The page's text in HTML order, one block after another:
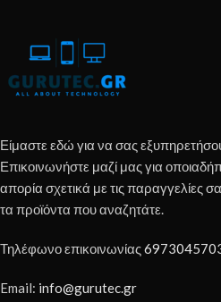
Είμαστε εδώ για να σας
Επικοινωνήστε μαζί μας για
απορία σχετικά με τις παραγγελίες
τα προϊόντα που αναζητάτε.
Τηλέφωνο επικοινωνίας
Email: info@gurutec.gr